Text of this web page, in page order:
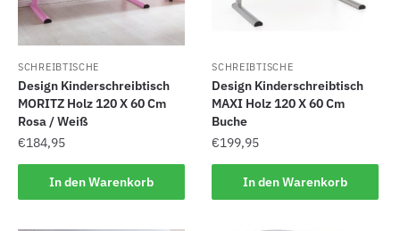
SCHREIBTISCHE
Design Kinderschreibtisch
MORITZ Holz 120 X 60 Cm
Rosa / Weiß
€184,95
In den Warenkorb
SCHREIBTISCHE
Design Kinderschreibtisch
MAXI Holz 120 X 60 Cm
Buche
€199,95
In den Warenkorb